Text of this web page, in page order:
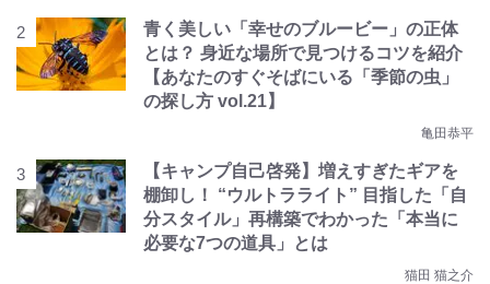
青く美しい「幸せのブルービー」の正体
とは？ 身近な場所で見つけるコツを紹介
【あなたのすぐそばにいる「季節の虫」
の探し方 vol.21】
亀田恭平
【キャンプ自己啓発】増えすぎたギアを
棚卸し！ “ウルトラライト” 目指した「自
分スタイル」再構築でわかった「本当に
必要な7つの道具」とは
猫田 猫之介